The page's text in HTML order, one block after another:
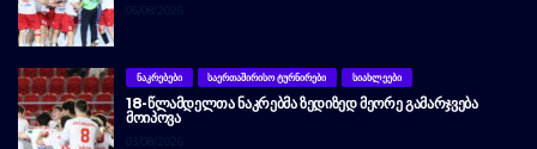
05/08/2026
ᲜᲐᲙᲠᲔᲑᲔᲑᲘ ᲡᲐᲔᲠᲗᲐᲨᲘᲠᲘᲡᲝ ᲢᲣᲠᲜᲘᲠᲔᲑᲘ ᲡᲘᲐᲮᲚᲔᲔᲑᲘ
18-ᲬᲚᲐᲛᲓᲔᲚᲗᲐ ᲜᲐᲙᲠᲔᲑᲛᲐ ᲖᲔᲓᲘᲖᲔᲓ ᲛᲔᲝᲠᲔ ᲒᲐᲛᲐᲠᲯᲕᲔᲑᲐ
ᲛᲝᲘᲞᲝᲕᲐ
03/08/2026